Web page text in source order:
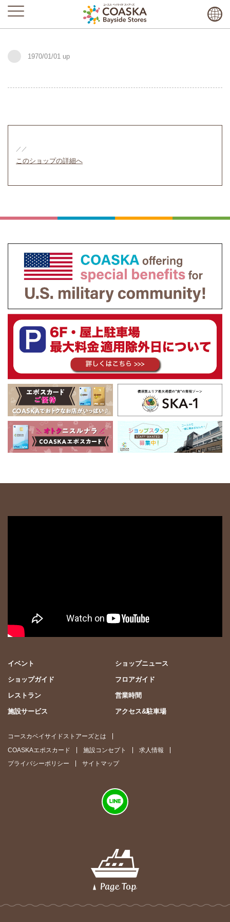
1970/01/01
／／
このショップの詳細へ
イベント ショップニュース
ショップガイド フロアガイド
レストラン 営業時間
施設サービス アクセス&駐車場
コースカベイサイドストアーズとは
COASKAエポスカード
施設コンセプト
求人情報
プライバシーポリシー
サイトマップ